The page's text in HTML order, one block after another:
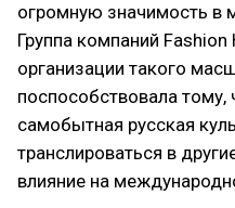
огромную значимость в
Группа компаний Fashion
организации такого
поспособствовала тому,
самобытная русская
транслироваться в
влияние на